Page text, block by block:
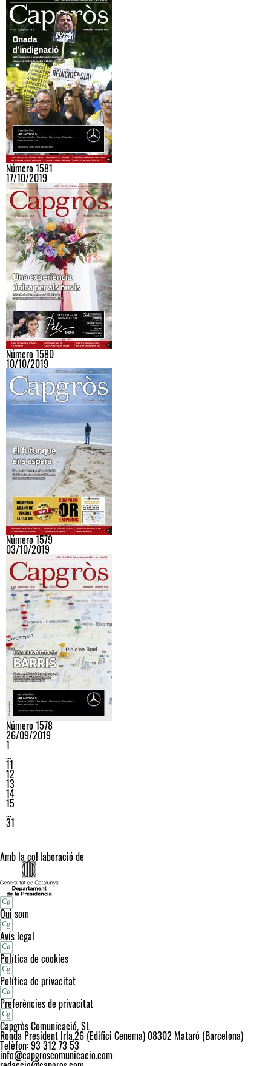
Número 1581
17/10/2019
Número 1580
10/10/2019
Número 1579
03/10/2019
Número 1578
26/09/2019
1
…
11
12
13
14
15
…
31
Amb la col·laboració de
Qui som
Avís legal
Política de cookies
Política de privacitat
Preferències de privacitat
Capgròs Comunicació, SL
Ronda President Irla,26 (Edifici Cenema) 08302 Mataró (Barcelona)
Telèfon: 93 312 73 53
info@capgroscomunicacio.com